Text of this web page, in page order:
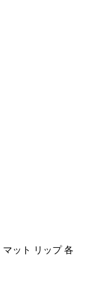
ット リップ 各